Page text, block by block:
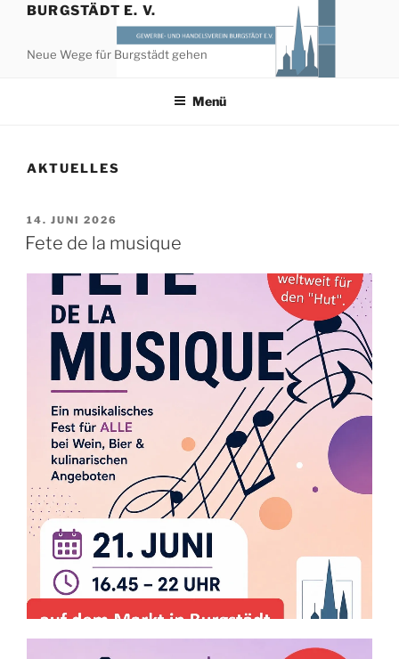
springen
BURGSTÄDT E. V.
Neue Wege für Burgstädt gehen
Menü
AKTUELLES
VERÖFFENTLICHT
AM
14. JUNI 2026
Fete de la musique